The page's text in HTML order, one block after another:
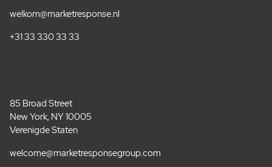
welkom@marketresponse.nl
+31 33 330 33 33
85 Broad Street
New York, NY 10005
Verenigde Staten
welcome@marketresponsegroup.com